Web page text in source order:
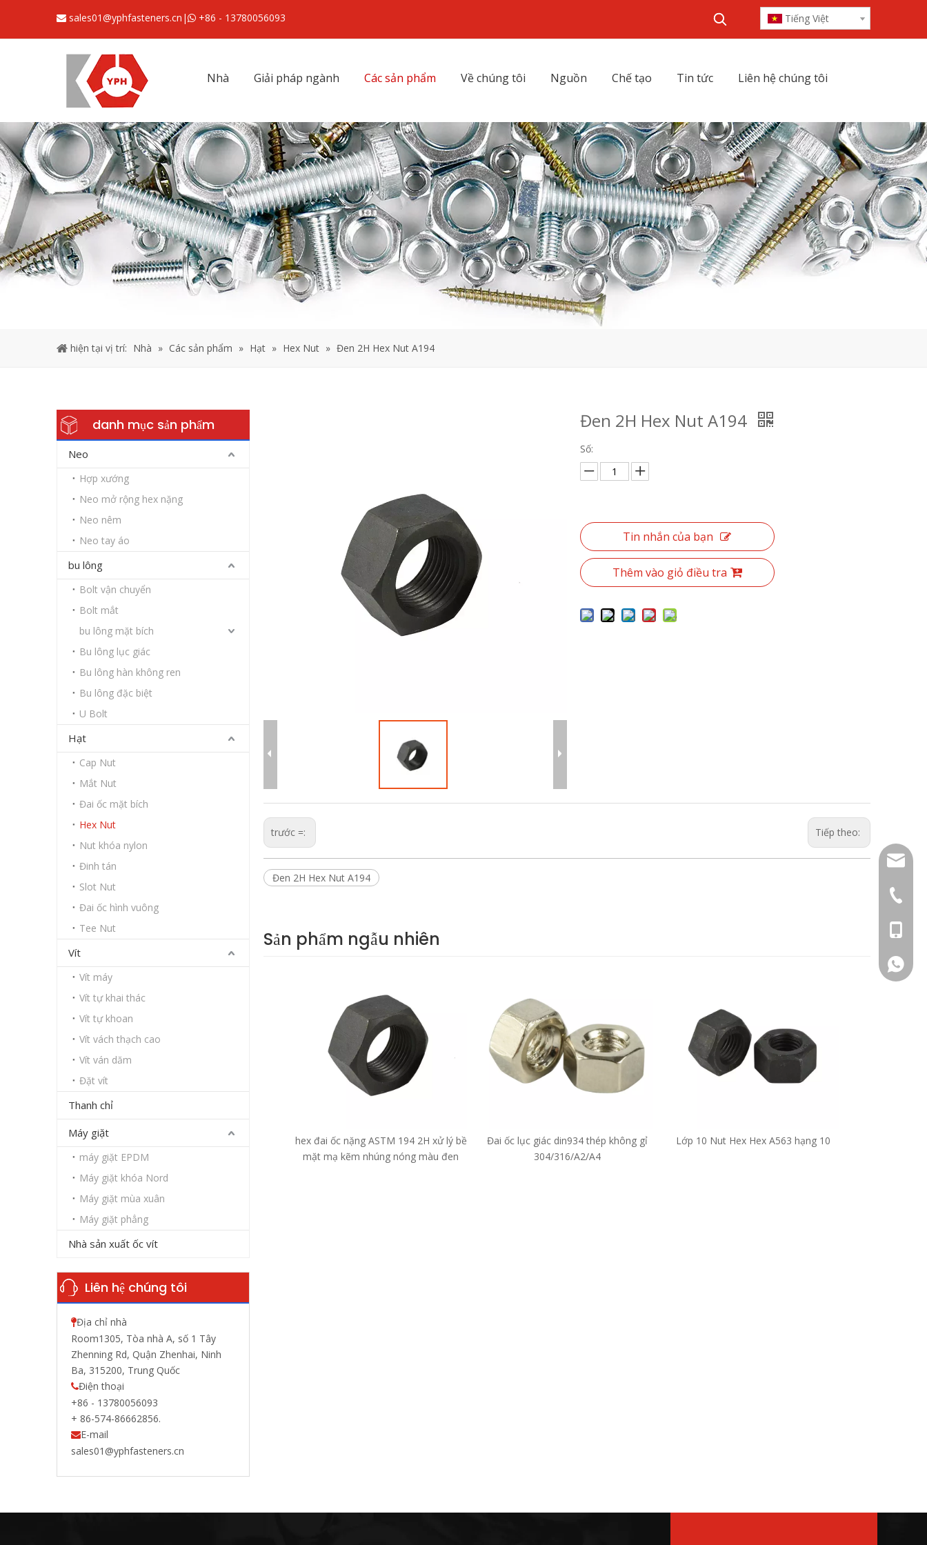
 sales01@yphfasteners.cn |  +86 - 13780056093 Tiếng Việt
Nhà Giải pháp ngành Các sản phẩm Về chúng tôi Nguồn Chế tạo Tin tức Liên hệ chúng tôi
hiện tại vị trí: Nhà » Các sản phẩm » Hạt » Hex Nut » Đen 2H Hex Nut A194
danh mục sản phẩm
Neo
Hợp xướng
Neo mở rộng hex nặng
Neo nêm
Neo tay áo
bu lông
Bolt vận chuyển
Bolt mắt
bu lông mặt bích
Bu lông lục giác
Bu lông hàn không ren
Bu lông đặc biệt
U Bolt
Hạt
Cap Nut
Mắt Nut
Đai ốc mặt bích
Hex Nut
Nut khóa nylon
Đinh tán
Slot Nut
Đai ốc hình vuông
Tee Nut
Vít
Vít máy
Vít tự khai thác
Vít tự khoan
Vít vách thạch cao
Vít ván dăm
Đặt vít
Thanh chỉ
Máy giặt
máy giặt EPDM
Máy giặt khóa Nord
Máy giặt mùa xuân
Máy giặt phẳng
Nhà sản xuất ốc vít
Liên hệ chúng tôi
Địa chỉ nhà
Room1305, Tòa nhà A, số 1 Tây
Zhenning Rd, Quận Zhenhai, Ninh
Ba, 315200, Trung Quốc
Điện thoại
+86 - 13780056093
+ 86-574-86662856.
E-mail
sales01@yphfasteners.cn
Đen 2H Hex Nut A194
Số:
Tin nhắn của bạn
Thêm vào giỏ điều tra
trước =: Tiếp theo:
Đen 2H Hex Nut A194
Sản phẩm ngẫu nhiên
hex đai ốc nặng ASTM 194 2H xử lý bề
mặt mạ kẽm nhúng nóng màu đen
Đai ốc lục giác din934 thép không gỉ
304/316/A2/A4
Lớp 10 Nut Hex Hex A563 hạng 10
+ 86-
+86 -